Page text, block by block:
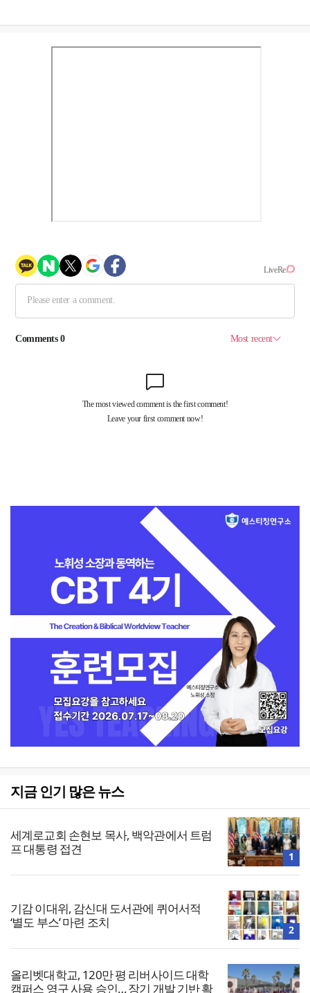
지금 인기 많은 뉴스
세계로교회 손현보 목사, 백악관에서 트럼
프 대통령 접견
1
기감 이대위, 감신대 도서관에 퀴어서적
‘별도 부스’ 마련 조치
2
올리벳대학교, 120만 평 리버사이드 대학
캠퍼스 영구 사용 승인… 장기 개발 기반 확